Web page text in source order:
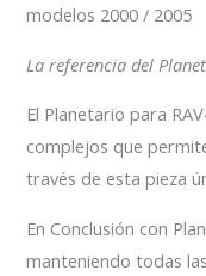
modelos 2000 / 2005
La referencia del
El Planetario para
complejos que
través de esta pieza
En Conclusión con
manteniendo todas